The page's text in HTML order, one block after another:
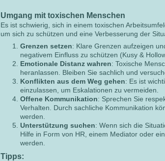
Umgang mit toxischen Menschen
Es ist schwierig, sich in einem toxischen
um sich zu schützen und eine Verbesserung der
Grenzen setzen: Klare Grenzen aufzeigen
negativem Einfluss zu schützen (Kusy &
Emotionale Distanz wahren: Toxische
heranlassen. Bleiben Sie sachlich und
Konflikten aus dem Weg gehen: Es ist
einzulassen, um Eskalationen zu vermeiden.
Offene Kommunikation: Sprechen Sie
Verhalten. Durch sachliche Kommunikation
werden.
Unterstützung suchen: Wenn sich die
Hilfe in Form von HR, einem Mediator oder
werden.
Tipps: